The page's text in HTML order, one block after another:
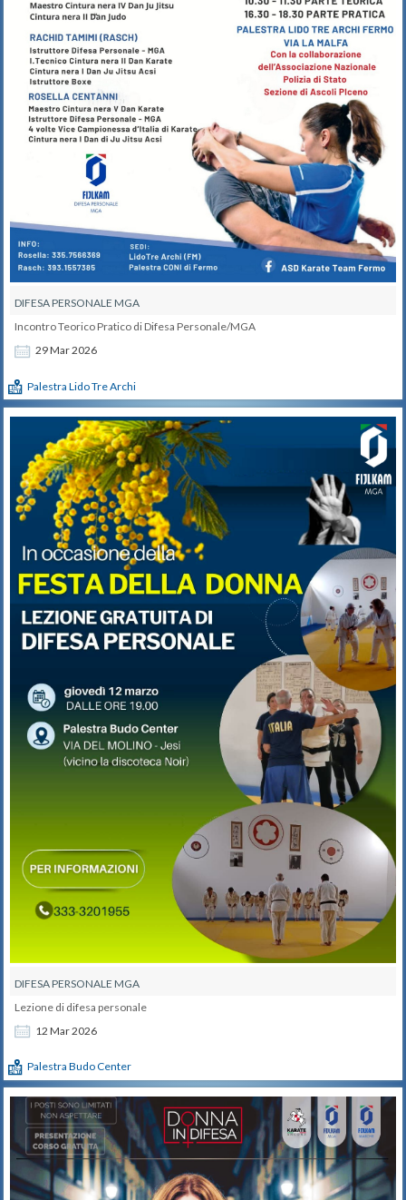
DIFESA PERSONALE MGA
29Mar2026
Incontro Teorico Pratico di Difesa Personale/MGA
Palestra Lido Tre Archi
DIFESA PERSONALE MGA
12 Mar2026
Lezione di difesa personale
Palestra Budo Center